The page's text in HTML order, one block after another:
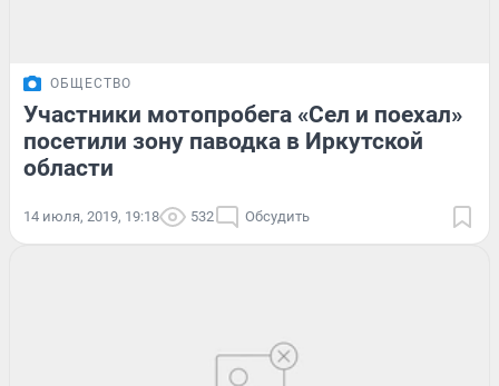
ОБЩЕСТВО
Участники мотопробега «Сел и поехал»
посетили зону паводка в Иркутской
области
14 июля, 2019, 19:18 532 Обсудить